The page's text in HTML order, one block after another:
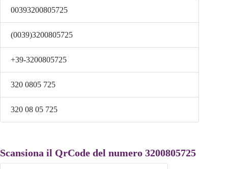
00393200805725
(0039)3200805725
+39-3200805725
320 0805 725
320 08 05 725
Scansiona il QrCode del numero 3200805725